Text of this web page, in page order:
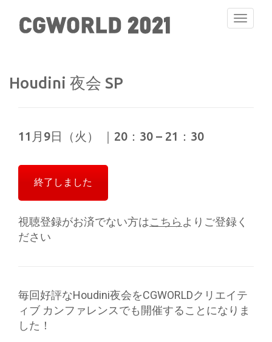
Toggle
Houdini 夜会 SP
11月9日（火） ｜20：30 – 21：30
終了しました
視聴登録がお済でない方はこちら よりご登録く
ださい
毎回好評なHoudini夜会をCGWORLDクリエイテ
ィブ カンファレンスでも開催することになりま
した！